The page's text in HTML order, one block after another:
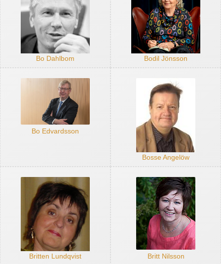
Bo Dahlbom Bodil Jönsson
Bo Edvardsson
Bosse Angelöw
Britten Lundqvist Britt Nilsson